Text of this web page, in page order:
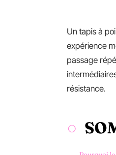
Un tapis à
expérience
passage
résistance.